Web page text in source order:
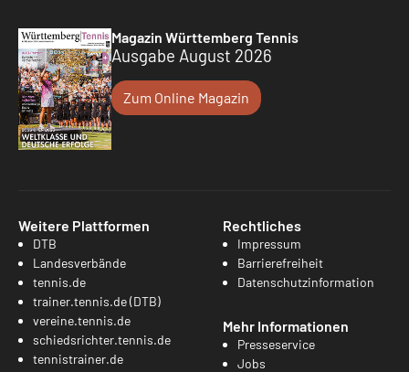
Magazin Württemberg Tennis
Ausgabe August 2026
Zum Online Magazin
Weitere Plattformen
DTB
Landesverbände
tennis.de
trainer.tennis.de (DTB)
vereine.tennis.de
schiedsrichter.tennis.de
tennistrainer.de
Rechtliches
Impressum
Barrierefreiheit
Datenschutzinformation
Mehr Informationen
Presseservice
Jobs